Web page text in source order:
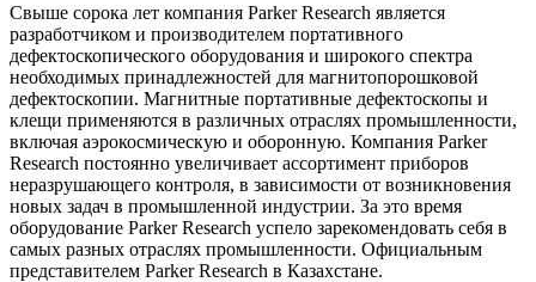
Свыше сорока лет компания Parker Research является
разработчиком и производителем портативного
дефектоскопического оборудования и широкого спектра
необходимых принадлежностей для магнитопорошковой
дефектоскопии. Магнитные портативные дефектоскопы и
клещи применяются в различных отраслях промышленности,
включая аэрокосмическую и оборонную. Компания Parker
Research постоянно увеличивает ассортимент приборов
неразрушающего контроля, в зависимости от возникновения
новых задач в промышленной индустрии. За это время
оборудование Parker Research успело зарекомендовать себя в
самых разных отраслях промышленности. Официальным
представителем Parker Research в Казахстане.